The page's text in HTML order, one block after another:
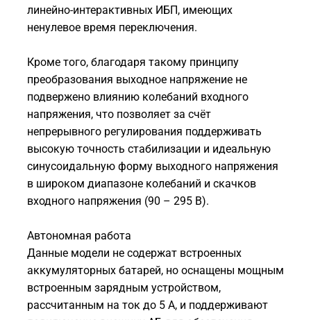
линейно-интерактивных ИБП, имеющих
ненулевое время переключения.
Кроме того, благодаря такому принципу
преобразования выходное напряжение не
подвержено влиянию колебаний входного
напряжения, что позволяет за счёт
непрерывного регулирования поддерживать
высокую точность стабилизации и идеальную
синусоидальную форму выходного напряжения
в широком диапазоне колебаний и скачков
входного напряжения (90 – 295 В).
Автономная работа
Данные модели не содержат встроенных
аккумуляторных батарей, но оснащены мощным
встроенным зарядным устройством,
рассчитанным на ток до 5 А, и поддерживают